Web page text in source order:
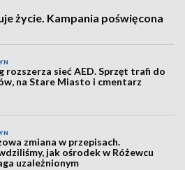
życie. Kampania poświęcona
rozszerza sieć AED. Sprzęt trafi do
na Stare Miasto i cmentarz
zmiana w przepisach.
jak ośrodek w Różewcu
uzależnionym